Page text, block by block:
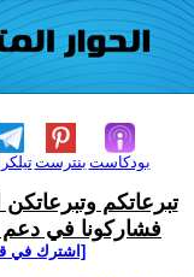
بنترست بودكاست
تبرعاتكم وتبرعاتكن
فشاركونا في دعم
[اشترك في